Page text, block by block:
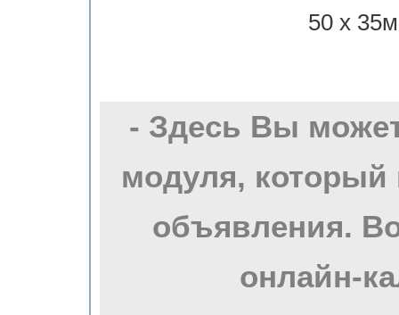
50 х
- Здесь Вы
модуля, который
объявления.
онлайн-